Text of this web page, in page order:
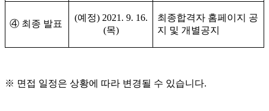
④ 최종 발표
(예정) 2021. 9. 16.
(목)
최종합격자 홈페이지 공
지 및 개별공지
※ 면접 일정은 상황에 따라 변경될 수 있습니다.